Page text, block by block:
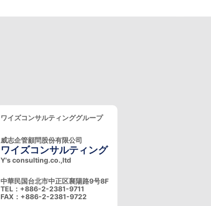
ワイズコンサルティンググループ
威志企管顧問股份有限公司
ワイズコンサルティング
Y's consulting.co.,ltd
中華民国台北市中正区襄陽路9号8F
TEL：+886-2-2381-9711
FAX：+886-2-2381-9722